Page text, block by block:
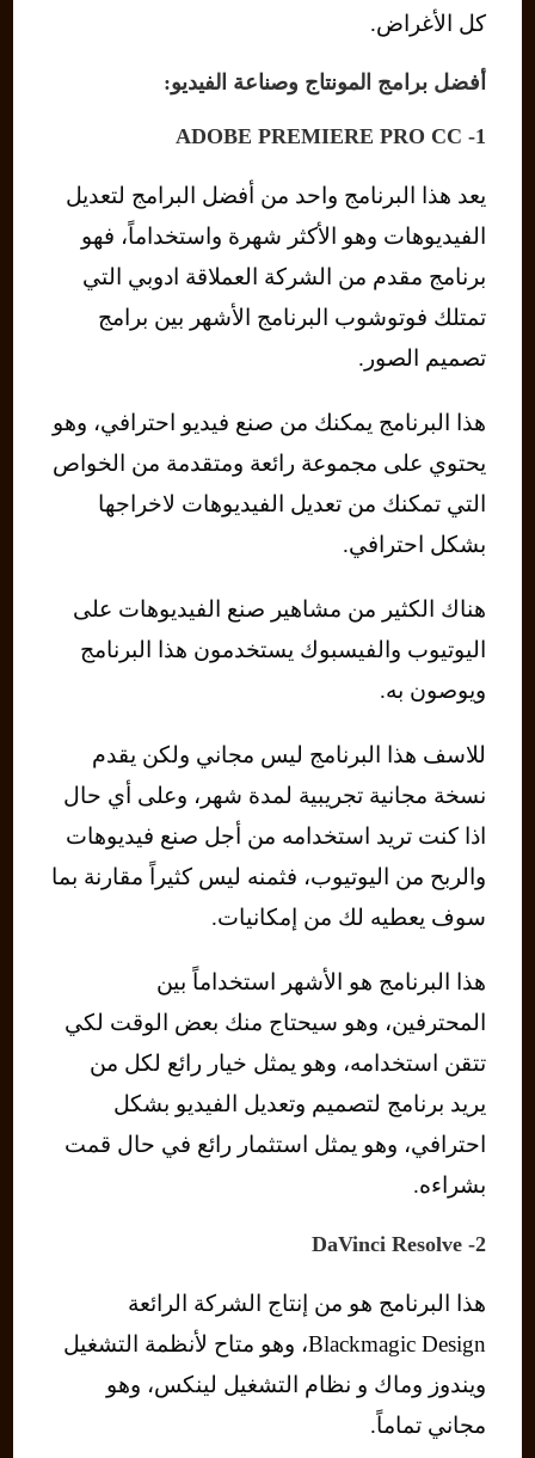
كل الأغراض.
أفضل برامج المونتاج وصناعة الفيديو:
1- ADOBE PREMIERE PRO CC
يعد هذا البرنامج واحد من أفضل البرامج لتعديل
الفيديوهات وهو الأكثر شهرة واستخداماً، فهو
برنامج مقدم من الشركة العملاقة ادوبي التي
تمتلك فوتوشوب البرنامج الأشهر بين برامج
تصميم الصور.
هذا البرنامج يمكنك من صنع فيديو احترافي، وهو
يحتوي على مجموعة رائعة ومتقدمة من الخواص
التي تمكنك من تعديل الفيديوهات لاخراجها
بشكل احترافي.
هناك الكثير من مشاهير صنع الفيديوهات على
اليوتيوب والفيسبوك يستخدمون هذا البرنامج
ويوصون به.
للاسف هذا البرنامج ليس مجاني ولكن يقدم
نسخة مجانية تجريبية لمدة شهر، وعلى أي حال
اذا كنت تريد استخدامه من أجل صنع فيديوهات
والربح من اليوتيوب، فثمنه ليس كثيراً مقارنة بما
سوف يعطيه لك من إمكانيات.
هذا البرنامج هو الأشهر استخداماً بين
المحترفين، وهو سيحتاج منك بعض الوقت لكي
تتقن استخدامه، وهو يمثل خيار رائع لكل من
يريد برنامج لتصميم وتعديل الفيديو بشكل
احترافي، وهو يمثل استثمار رائع في حال قمت
بشراءه.
2- DaVinci Resolve
هذا البرنامج هو من إنتاج الشركة الرائعة
Blackmagic Design، وهو متاح لأنظمة التشغيل
ويندوز وماك و نظام التشغيل لينكس، وهو
مجاني تماماً.